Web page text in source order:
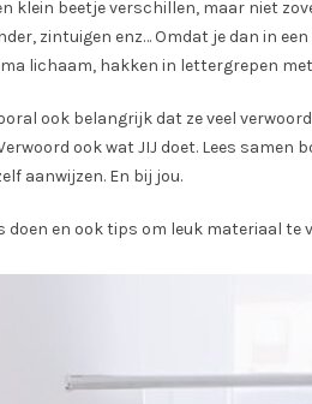
klein beetje verschillen, maar niet
zintuigen enz… Omdat je dan in
lichaam, hakken in lettergrepen
ook belangrijk dat ze veel
ook wat JIJ doet. Lees
aanwijzen. En bij jou.
en ook tips om leuk materiaal te